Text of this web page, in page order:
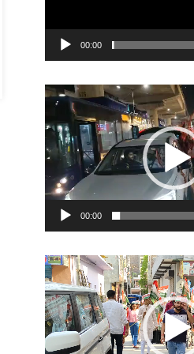
00:00
Video
Player
00:00
Video
Player